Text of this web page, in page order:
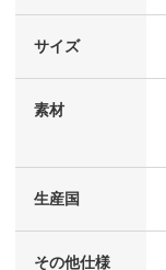
サイズ
素材
生産国
その他仕様